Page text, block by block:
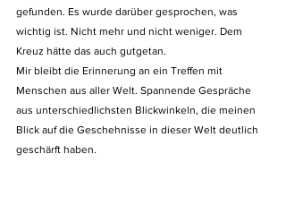
gefunden. Es wurde darüber gesprochen, was
wichtig ist. Nicht mehr und nicht weniger. Dem
Kreuz hätte das auch gutgetan.
Mir bleibt die Erinnerung an ein Treffen mit
Menschen aus aller Welt. Spannende Gespräche
aus unterschiedlichsten Blickwinkeln, die meinen
Blick auf die Geschehnisse in dieser Welt deutlich
geschärft haben.